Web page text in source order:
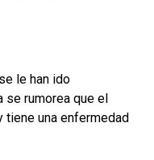
le han ido
se rumorea que el
tiene una enfermedad